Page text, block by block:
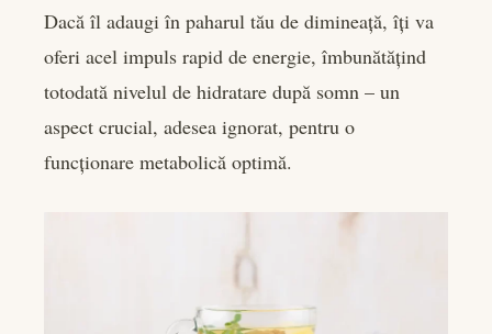
Dacă îl adaugi în paharul tău de dimineață, îți va
oferi acel impuls rapid de energie, îmbunătățind
totodată nivelul de hidratare după somn – un
aspect crucial, adesea ignorat, pentru o
funcționare metabolică optimă.